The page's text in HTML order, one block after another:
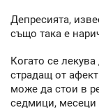
Депресията,
също така е
Когато се
стрaдащ от
може да стои в
седмици, месеци